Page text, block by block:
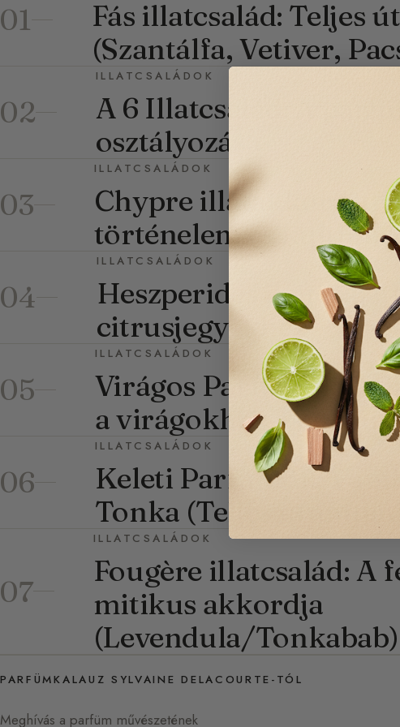
01
Fás illatcsalád: Teljes
(Szantálfa, Vetiver,
02
ILLATCSALÁDOK
A 6 Illatcsalád: A
osztályozása
03
ILLATCSALÁDOK
Chypre illatakkord:
történelem és kultikus
04
ILLATCSALÁDOK
Heszperidés
citrusjegyekhez
05
ILLATCSALÁDOK
Virágos Parfümök:
a virágokhoz a
06
ILLATCSALÁDOK
Keleti Parfümök:
Tonka (Teljes útmutató)
07
ILLATCSALÁDOK
Fougère illatcsalád: A
mitikus akkordja
(Levendula/Tonkabab)
PARFÜMKALAUZ SYLVAINE DELACOURTE-TÓL
Meghívás a parfüm művészetének